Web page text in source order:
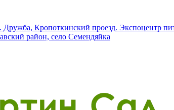
Кропоткинский проезд. Экспоцентр
район, село Семендяйка